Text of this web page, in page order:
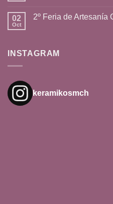
02
Oct
2º Feria de Artesanía
INSTAGRAM
keramikosmch